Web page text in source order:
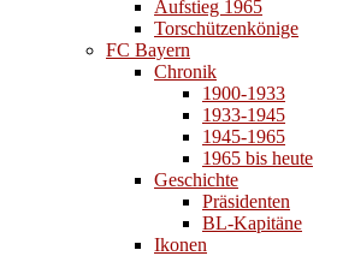
Aufstieg 1965
Torschützenkönige
FC Bayern
Chronik
1900-1933
1933-1945
1945-1965
1965 bis heute
Geschichte
Präsidenten
BL-Kapitäne
Ikonen